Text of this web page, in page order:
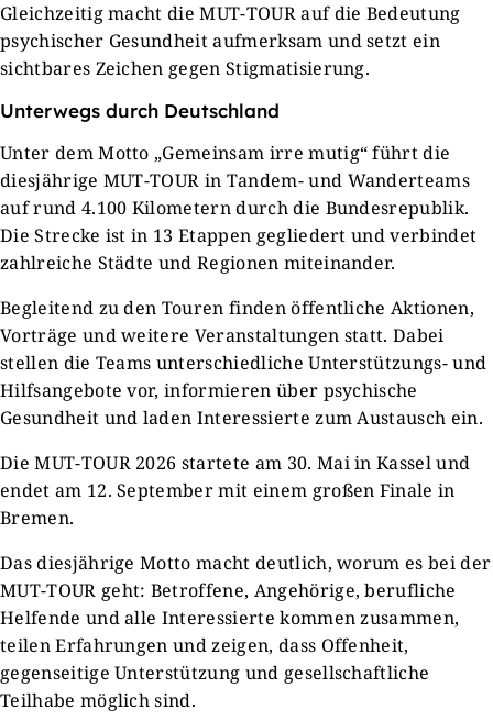
Gleichzeitig macht die MUT-TOUR auf die Bedeutung
psychischer Gesundheit aufmerksam und setzt ein
sichtbares Zeichen gegen Stigmatisierung.
Unterwegs durch Deutschland
Unter dem Motto „Gemeinsam irre mutig“ führt die
diesjährige MUT-TOUR in Tandem- und Wanderteams
auf rund 4.100 Kilometern durch die Bundesrepublik.
Die Strecke ist in 13 Etappen gegliedert und verbindet
zahlreiche Städte und Regionen miteinander.
Begleitend zu den Touren finden öffentliche Aktionen,
Vorträge und weitere Veranstaltungen statt. Dabei
stellen die Teams unterschiedliche Unterstützungs- und
Hilfsangebote vor, informieren über psychische
Gesundheit und laden Interessierte zum Austausch ein.
Die MUT-TOUR 2026 startete am 30. Mai in Kassel und
endet am 12. September mit einem großen Finale in
Bremen.
Das diesjährige Motto macht deutlich, worum es bei der
MUT-TOUR geht: Betroffene, Angehörige, berufliche
Helfende und alle Interessierte kommen zusammen,
teilen Erfahrungen und zeigen, dass Offenheit,
gegenseitige Unterstützung und gesellschaftliche
Teilhabe möglich sind.